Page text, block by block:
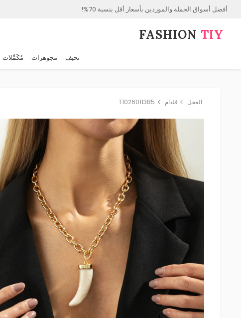
أفضل أسواق الجملة والموردين بأسعار أقل بنسبة 70%!
FASHION⁠ TIY
نحيف مجوهرات مُكَمِّلات
العجل قلدام T1026011385